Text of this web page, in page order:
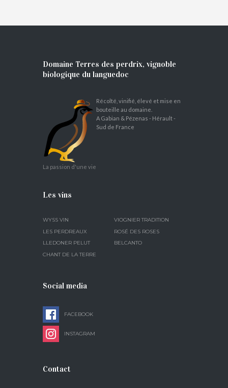
Domaine Terres des perdrix, vignoble
biologique du languedoc
La passion d'une vie
Récolté, vinifié, élevé et mise en
bouteille au domaine.
A Gabian & Pézenas - Hérault -
Sud de France
Les vins
WYSS VIN
VIOGNIER TRADITION
LES PERDREAUX
ROSÉ DES ROSES
LLEDONER PELUT
BELCANTO
CHANT DE LA TERRE
Social media
FACEBOOK
INSTAGRAM
Contact